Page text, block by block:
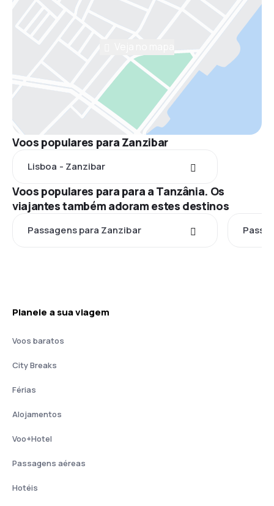
Voos populares para Zanzibar
Lisboa - Zanzibar
Voos populares para para a Tanzânia. Os
viajantes também adoram estes destinos
Passagens para Zanzibar
Planeie a sua viagem
Voos baratos
City Breaks
Férias
Alojamentos
Voo+Hotel
Passagens aéreas
Hotéis